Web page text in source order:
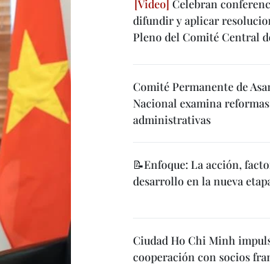
Celebran
difundir y aplicar
Pleno del Comité Central
Comité Permanente de
Nacional examina reformas
administrativas
📝Enfoque: La acción,
desarrollo en la nueva
Ciudad Ho Chi Minh
cooperación con socios